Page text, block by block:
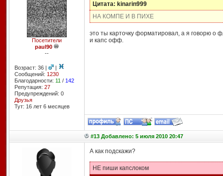
Посетители
paul90
--
Возраст: 36 |
|
Сообщений: 1230
Благодарности: 11 / 142
Репутация: 27
Предупреждений: 0
Друзья
Тут: 16 лет 6 месяцев
Цитата: kinarin999
НА КОМПЕ И В ПИХЕ
это ты карточку форматировал, а я говорю о
и капс офф.
#13 Добавлено: 5 июля 2010 20:47
А как подскажи?
НЕ пиши капслоком